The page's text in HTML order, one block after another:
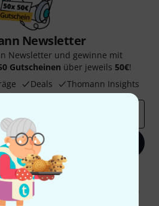
Newsletter
Newsletter und gewinne mit
Gutscheinen über jeweils 50€!
Deals Thomann Insights
Jetzt anmelden
stimmen Sie dem Erhalt von E-Mail-
des E-Mail-Nutzungsverhaltens zu. Die
Weitere Informationen finden Sie in
Datenschutzhinweisen